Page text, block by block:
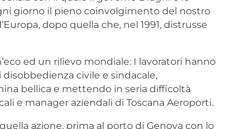
giorno il pieno coinvolgimento del nostro
dopo quella che, nel 1991, distrusse
ed un rilievo mondiale: I lavoratori hanno
civile e sindacale,
bellica e mettendo in seria difficoltà
e manager aziendali di Toscana Aeroporti.
azione, prima al porto di Genova con lo